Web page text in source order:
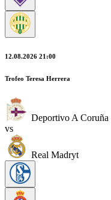
12.08.2026 21:00
Trofeo Teresa Herrera
Deportivo A Coruña
vs
Real Madryt